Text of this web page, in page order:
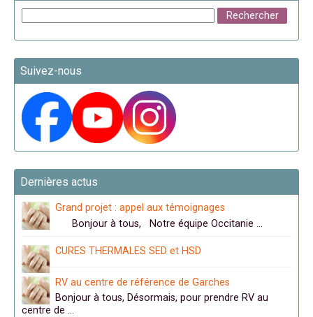
Suivez-nous
Dernières actus
Grand projet : appel aux témoignages
Bonjour à tous, Notre équipe Occitanie …
CURES THERMALES SED et HSD
RV au centre de référence de Garches
Bonjour à tous, Désormais, pour prendre RV au
centre de …